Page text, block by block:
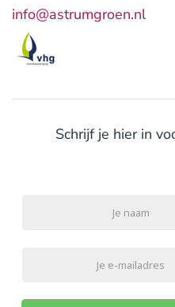
info@astrumgroen.nl
Schrijf je hier in